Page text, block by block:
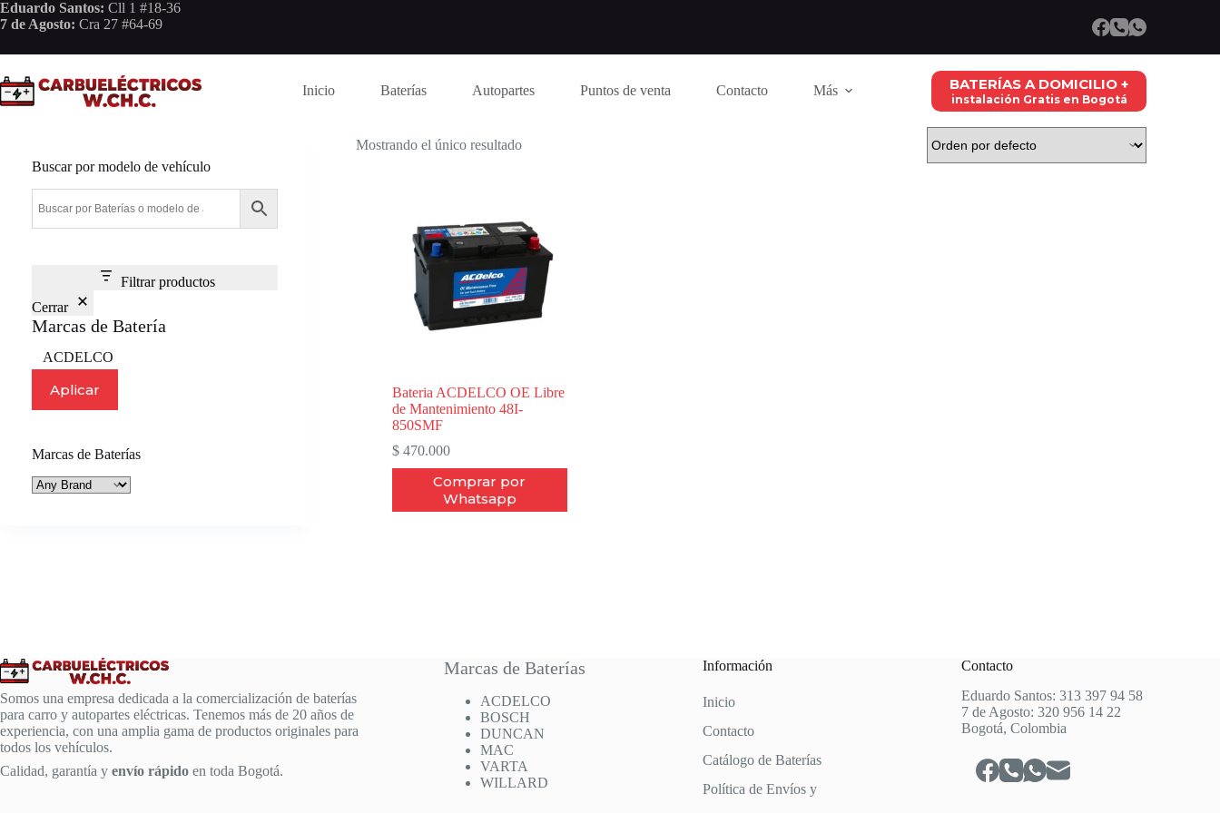
Saltar
al
Eduardo Santos: Cll 1 #18-36
7 de Agosto: Cra 27 #64-69
Inicio Baterías Autopartes Puntos de venta Contacto Más BATERÍAS A DOMICILIO +
instalación Gratis en Bogotá
Mostrando el único resultado
Bateria ACDELCO OE Libre
de Mantenimiento 48I-
850SMF
$470.000
Comprar por
Whatsapp
Buscar por modelo de vehículo
Filtrar productos
Cerrar
Marcas de Batería
Marca
ACDELCO
Aplicar
Marcas de Baterías
Somos una empresa dedicada a la comercialización de baterías
para carro y autopartes eléctricas. Tenemos más de 20 años de
experiencia, con una amplia gama de productos originales para
todos los vehículos.
Calidad, garantía y envío rápido en toda Bogotá.
Marcas de Baterías
ACDELCO
BOSCH
DUNCAN
MAC
VARTA
WILLARD
Información
Inicio
Contacto
Catálogo de Baterías
Política de Envíos y
Contacto
Eduardo Santos: 313 397 94 58
7 de Agosto: 320 956 14 22
Bogotá, Colombia